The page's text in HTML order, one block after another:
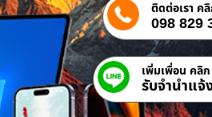
ติดต่อเรา ค
098 829
เพิ่มเพื่อน คลิก
รับจํานําแ